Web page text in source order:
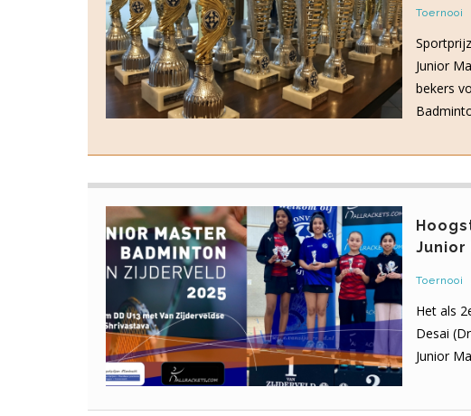
Toernooi
Junior
bekers
Junior
Toernooi
Het als
Desai
Junior